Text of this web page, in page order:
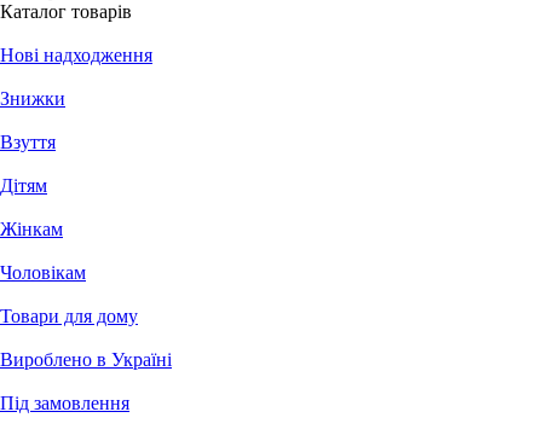
Каталог товарів
Нові надходження
Знижки
Взуття
Дітям
Жінкам
Чоловікам
Товари для дому
Вироблено в Україні
Під замовлення